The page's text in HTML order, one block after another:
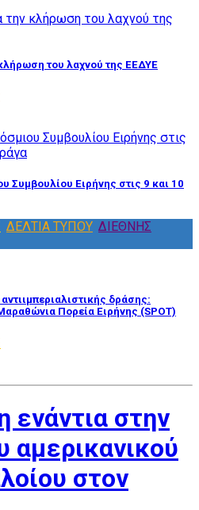
του λαχνού της ΕΕΔΥΕ
Συμβουλίου Ειρήνης στις 9 και 10
ΔΕΛΤΙΑ ΤΥΠΟΥ ΔΙΕΘΝΗΣ
δράσης:
Πορεία Ειρήνης (SPOT)
ενάντια στην
αμερικανικού
στον